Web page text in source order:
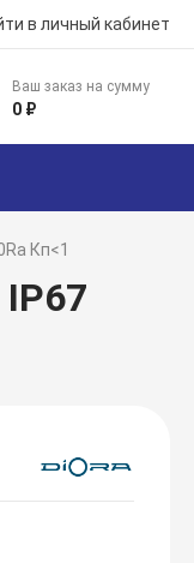
в личный кабинет
Ваш заказ на сумму
0 ₽
Кп<1